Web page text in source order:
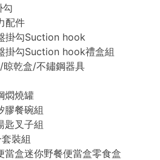
勾
配件
掛勾Suction hook
掛勾Suction hook禮盒組
乾盒/不鏽鋼器具
燜燒罐
膠餐碗組
匙叉子組
裝組
當盒迷你野餐便當盒零食盒